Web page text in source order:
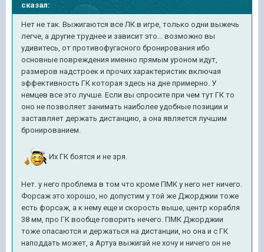
сказал:
Нет не так. Выжигаются все ЛК в игре, только одни выжечь
легче, а другие труднее и зависит это... возможно вы
удивитесь, от противофугасного бронирования ибо
основные повреждения именно прямым уроном идут,
размеров надстроек и прочих характеристик включая
эффективность ГК которая здесь на дне примерно. У
немцев все это лучше. Если вы спросите при чем тут ГК то
оно не позволяет занимать наиболее удобные позиции и
заставляет держать дистанцию, а она является лучшим
бронированием.
Их ГК боятся и не зря.
Нет. у него проблема в том что кроме ПМК у него нет ничего.
Форсаж это хорошо, но допустим у той же Джорджии тоже
есть форсаж, а к нему еще и скорость выше, центр корабля
38 мм, про ГК вообще говорить нечего. ПМК Джорджии
тоже опасаются и держаться на дистанции, но она и с ГК
наподдать может, а Артуа выжигай не хочу и ничего он не